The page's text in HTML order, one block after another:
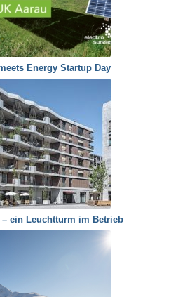
Energy Startup Day
– ein Leuchtturm im Betrieb